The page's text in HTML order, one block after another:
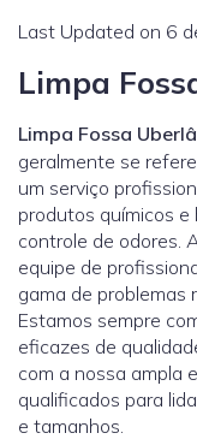
Last Updated on 6
Limpa
Limpa Fossa
geralmente se
um serviço
produtos químicos
controle de odores.
equipe de
gama de problemas
Estamos sempre
eficazes de
com a nossa ampla
qualificados para
e tamanhos.